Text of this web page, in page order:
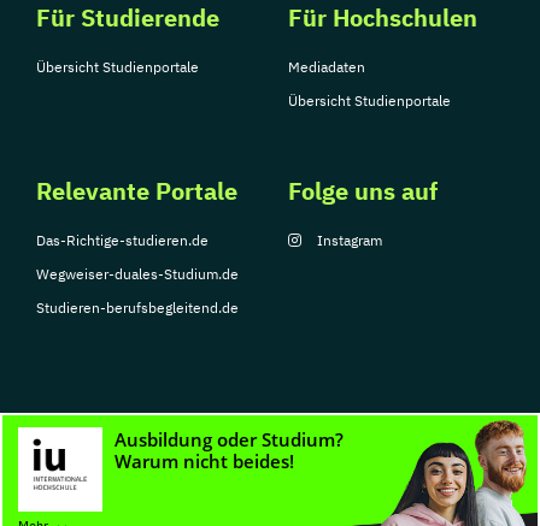
Für Studierende
Übersicht Studienportale
Für Hochschulen
Mediadaten
Übersicht Studienportale
Relevante Portale
Das-Richtige-studieren.de
Wegweiser-duales-Studium.de
Studieren-berufsbegleitend.de
Folge uns auf
Instagram
© Copyright 2026, TarGroup Media GmbH
Nutzungsbedingungen